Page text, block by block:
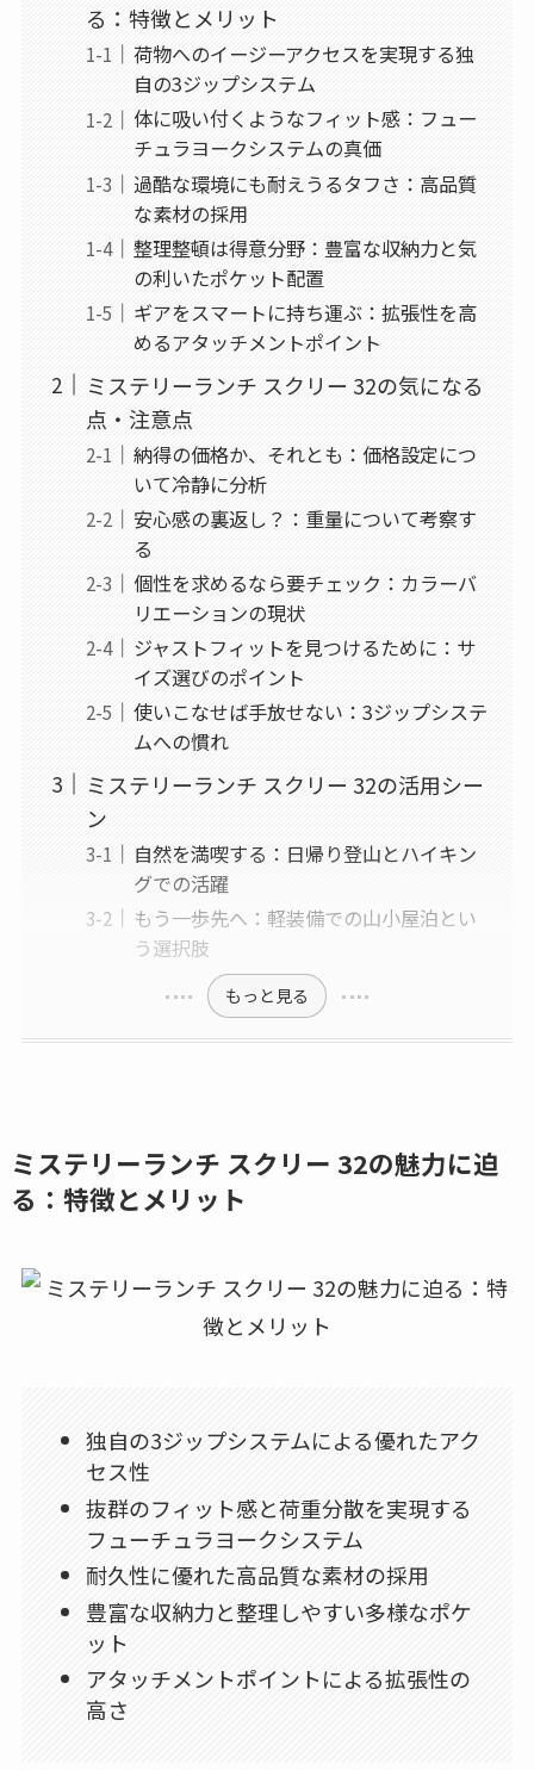
る：特徴とメリット
荷物へのイージーアクセスを実現する独
自の3ジップシステム
体に吸い付くようなフィット感：フュー
チュラヨークシステムの真価
過酷な環境にも耐えうるタフさ：高品質
な素材の採用
整理整頓は得意分野：豊富な収納力と気
の利いたポケット配置
ギアをスマートに持ち運ぶ：拡張性を高
めるアタッチメントポイント
ミステリーランチ スクリー 32の気になる
点・注意点
納得の価格か、それとも：価格設定につ
いて冷静に分析
安心感の裏返し？：重量について考察す
る
個性を求めるなら要チェック：カラーバ
リエーションの現状
ジャストフィットを見つけるために：サ
イズ選びのポイント
使いこなせば手放せない：3ジップシステ
ムへの慣れ
ミステリーランチ スクリー 32の活用シー
ン
自然を満喫する：日帰り登山とハイキン
グでの活躍
もう一歩先へ：軽装備での山小屋泊とい
う選択肢
もっと見る
ミステリーランチ スクリー 32の魅力に迫
る：特徴とメリット
独自の3ジップシステムによる優れたアク
セス性
抜群のフィット感と荷重分散を実現する
フューチュラヨークシステム
耐久性に優れた高品質な素材の採用
豊富な収納力と整理しやすい多様なポケ
ット
アタッチメントポイントによる拡張性の
高さ